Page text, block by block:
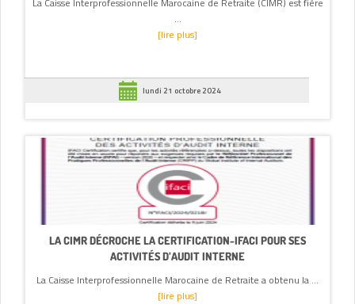
...
[lire plus]
lundi 21 octobre 2024
LA CIMR DÉCROCHE LA CERTIFICATION-IFACI POUR SES
ACTIVITÉS D’AUDIT INTERNE
La Caisse Interprofessionnelle Marocaine de Retraite a obtenu la ...
[lire plus]